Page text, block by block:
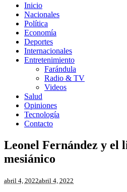
Inicio
Nacionales
Política
Economía
Deportes
Internacionales
Entretenimiento
Farándula
Radio & TV
Videos
Salud
Opiniones
Tecnología
Contacto
Leonel Fernández y el
mesiánico
abril 4, 2022abril 4, 2022